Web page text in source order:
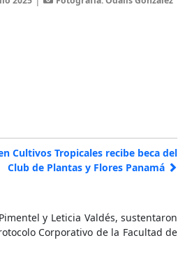
Cultivos Tropicales recibe beca del
Club de Plantas y Flores Panamá
y Leticia Valdés, sustentaron
Corporativo de la Facultad de